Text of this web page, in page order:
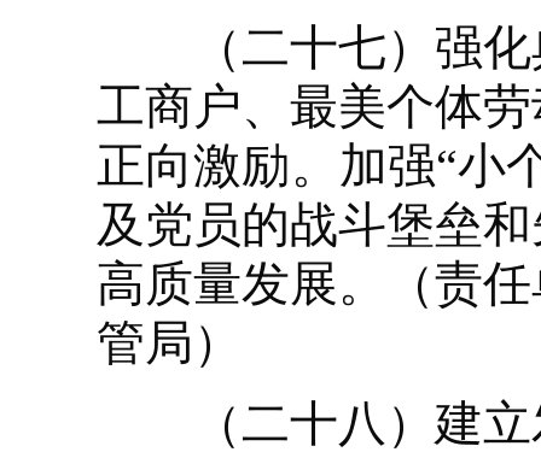
（二十七）强化
工商户、最美个体
正向激励。加强“小
及党员的战斗堡垒
高质量发展。（责
管局）
（二十八）建立